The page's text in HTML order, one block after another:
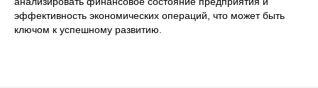
эффективность экономических операций, что может быть
ключом к успешному развитию.